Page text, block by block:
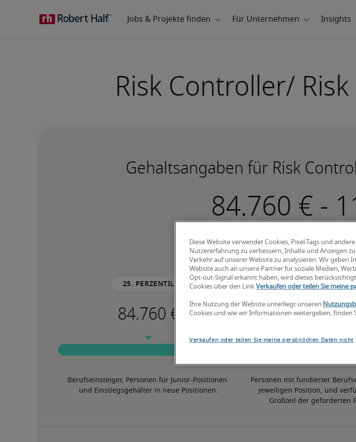
Risk Controller/
Gehaltsangaben für Risk
-
4% höher als der
25. Perzentil
Berufseinsteiger, Personen für Junior-Positionen
und Einstiegsgehälter in neue Positionen.
50.
Personen mit fundierter
jeweiligen Position, und
Großteil der geforderten
Diese Website verwendet Cookies, Pixel-Tags und
Nutzererfahrung zu verbessern, Inhalte und Anzeigen
Verkehr auf unserer Website zu analysieren. Wir
Website auch an unsere Partner für soziale Medien,
Opt-out-Signal erkannt haben, wird dieses
Cookies über den Link Verkaufen oder teilen Sie meine
Ihre Nutzung der Website unterliegt unseren
Cookies und wie wir Informationen weitergeben, finden
Verkaufen oder teilen Sie meine persönlichen Daten nicht